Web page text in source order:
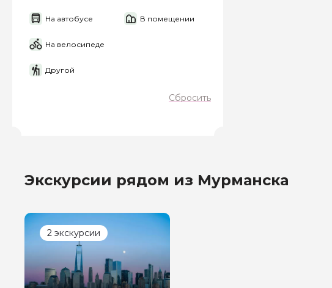
На автобусе В помещении
На велосипеде
Другой
Сбросить
Экскурсии рядом из Мурманска
2 экскурсии
Я даю своё согласие на обработку